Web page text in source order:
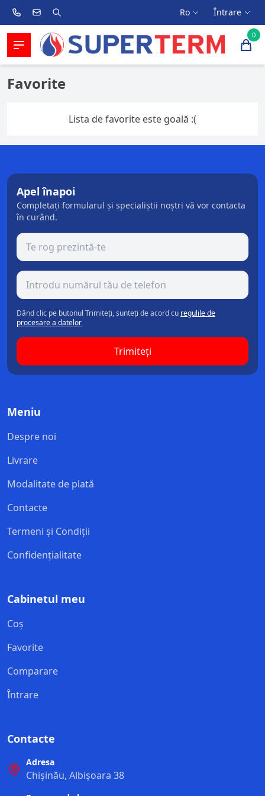
Ro Întrare
0
Favorite
Lista de favorite este goală :(
Apel înapoi
Completați formularul și specialiștii noștri vă vor contacta
în curând.
Dând clic pe butonul Trimiteți, sunteți de acord cu regulile de
procesare a datelor
Trimiteți
Meniu
Despre noi
Livrare
Modalitate de plată
Contacte
Termeni și Condiții
Confidențialitate
Cabinetul meu
Coș
Favorite
Comparare
Întrare
Contacte
Adresa
Chișinău, Albișoara 38